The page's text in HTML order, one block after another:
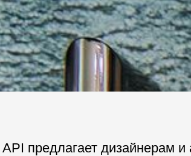
предлагает дизайнерам